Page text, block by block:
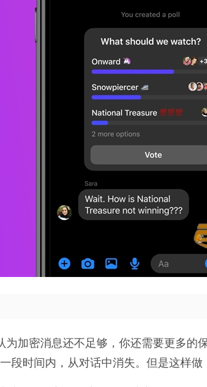
为加密消息还不足够，你还需要更多的
段时间内，从对话中消失。但是这样做